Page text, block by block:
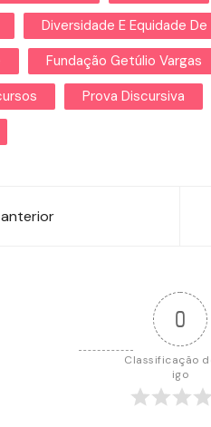
Diversidade E Equidade
Fundação Getúlio Vargas
Prova Discursiva
0
Classificação
igo